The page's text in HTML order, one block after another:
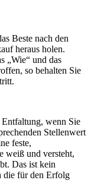
Beste nach den
heraus holen.
„Wie“ und das
so behalten Sie
wenn Sie
Stellenwert
feste,
weiß und versteht,
Das ist kein
die für den Erfolg